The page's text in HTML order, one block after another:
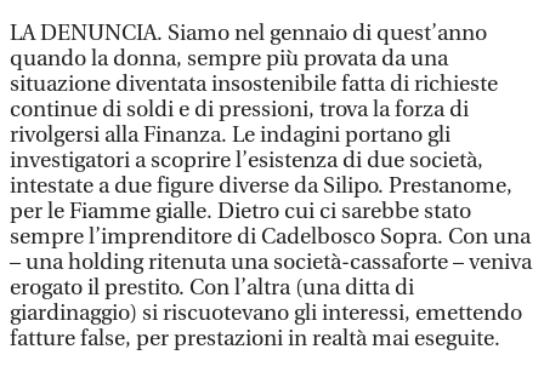
LA DENUNCIA. Siamo nel gennaio di quest’anno
quando la donna, sempre più provata da una
situazione diventata insostenibile fatta di richieste
continue di soldi e di pressioni, trova la forza di
rivolgersi alla Finanza. Le indagini portano gli
investigatori a scoprire l’esistenza di due società,
intestate a due figure diverse da Silipo. Prestanome,
per le Fiamme gialle. Dietro cui ci sarebbe stato
sempre l’imprenditore di Cadelbosco Sopra. Con una
– una holding ritenuta una società-cassaforte – veniva
erogato il prestito. Con l’altra (una ditta di
giardinaggio) si riscuotevano gli interessi, emettendo
fatture false, per prestazioni in realtà mai eseguite.